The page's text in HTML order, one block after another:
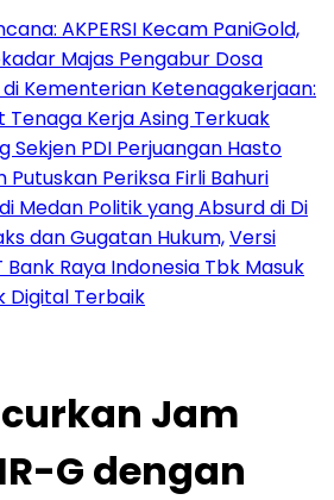
AKPERSI Kecam PaniGold,
Majas Pengabur Dosa
di Kementerian Ketenagakerjaan:
Tenaga Kerja Asing Terkuak
Sekjen PDI Perjuangan Hasto
Putuskan Periksa Firli Bahuri
Medan Politik yang Absurd di Di
dan Gugatan Hukum,Versi
Raya Indonesia Tbk Masuk
Digital Terbaik
Jam
G dengan